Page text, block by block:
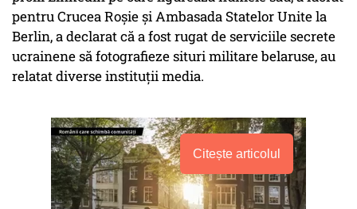
pentru Crucea Roșie și Ambasada Statelor Unite la
Berlin, a declarat că a fost rugat de serviciile secrete
ucrainene să fotografieze situri militare belaruse, au
relatat diverse instituții media.
Citește articolul